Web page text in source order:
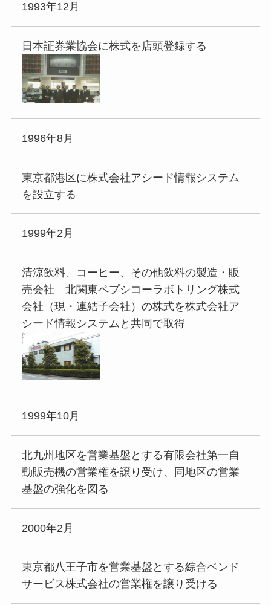
1993年12月
日本証券業協会に株式を店頭登録する
1996年8月
東京都港区に株式会社アシード情報システム
を設立する
1999年2月
清涼飲料、コーヒー、その他飲料の製造・販
売会社 北関東ペプシコーラボトリング株式
会社（現・連結子会社）の株式を株式会社ア
シード情報システムと共同で取得
1999年10月
北九州地区を営業基盤とする有限会社第一自
動販売機の営業権を譲り受け、同地区の営業
基盤の強化を図る
2000年2月
東京都八王子市を営業基盤とする綜合ベンド
サービス株式会社の営業権を譲り受ける